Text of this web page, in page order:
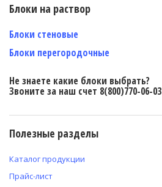
Блоки на раствор
Блоки стеновые
Блоки перегородочные
Не знаете какие блоки выбрать?
Звоните за наш счет 8(800)770-06-03
Полезные разделы
Каталог продукции
Прайс-лист